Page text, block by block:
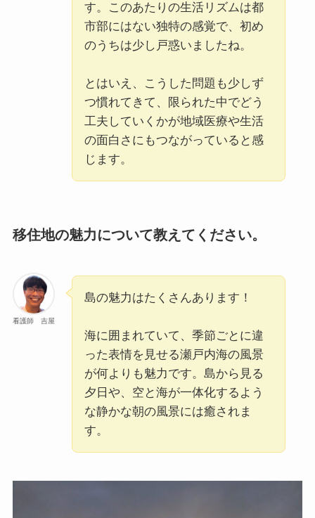
す。このあたりの生活リズムは都
市部にはない独特の感覚で、初め
のうちは少し戸惑いましたね。
とはいえ、こうした問題も少しず
つ慣れてきて、限られた中でどう
工夫していくかが地域医療や生活
の面白さにもつながっていると感
じます。
移住地の魅力について教えてください。
看護師 吉屋
島の魅力はたくさんあります！
海に囲まれていて、季節ごとに違
った表情を見せる瀬戸内海の風景
が何よりも魅力です。島から見る
夕日や、空と海が一体化するよう
な静かな朝の風景には癒されま
す。